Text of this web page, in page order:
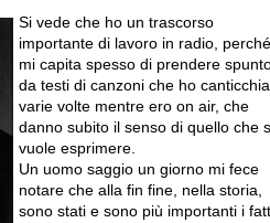
Si vede che ho un trascorso
importante di lavoro in radio, perché
mi capita spesso di prendere
da testi di canzoni che ho
varie volte mentre ero on air, che
danno subito il senso di quello che
vuole esprimere.
Un uomo saggio un giorno mi fece
notare che alla fin fine, nella storia,
sono stati e sono più importanti i